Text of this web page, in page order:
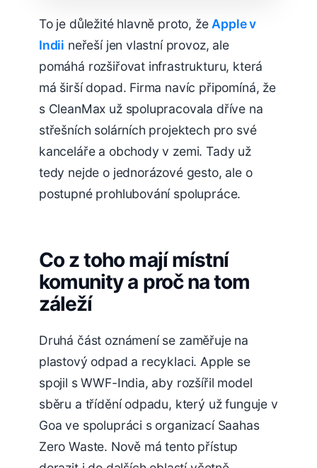
To je důležité hlavně proto, že Apple v
Indii neřeší jen vlastní provoz, ale
pomáhá rozšiřovat infrastrukturu, která
má širší dopad. Firma navíc připomíná, že
s CleanMax už spolupracovala dříve na
střešních solárních projektech pro své
kanceláře a obchody v zemi. Tady už
tedy nejde o jednorázové gesto, ale o
postupné prohlubování spolupráce.
Co z toho mají místní
komunity a proč na tom
záleží
Druhá část oznámení se zaměřuje na
plastový odpad a recyklaci. Apple se
spojil s WWF-India, aby rozšířil model
sběru a třídění odpadu, který už funguje v
Goa ve spolupráci s organizací Saahas
Zero Waste. Nově má tento přístup